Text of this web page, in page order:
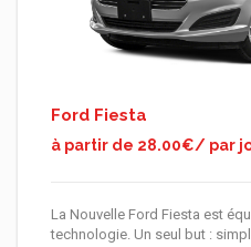
Ford Fiesta
à partir de 28.00€/ par
La Nouvelle Ford Fiesta est
technologie. Un seul but :